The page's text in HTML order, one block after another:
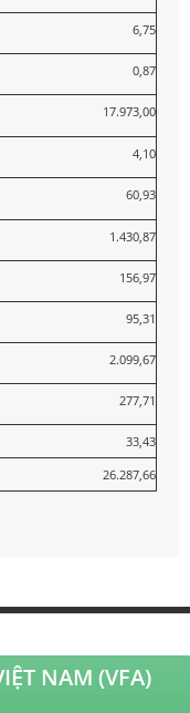
6,75
0,87
17.973,00
4,10
60,93
1.430,87
156,97
95,31
2.099,67
277,71
33,43
26.287,66
NAM (VFA)